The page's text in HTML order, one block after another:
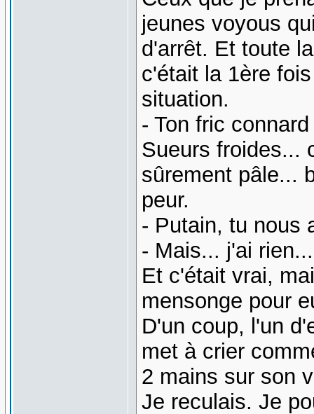
jeunes voyous
d'arrêt. Et toute
c'était la 1ère
situation.
- Ton fric
Sueurs froides...
sûrement pâle...
peur.
- Putain, tu nous
- Mais... j'ai rien...
Et c'était vrai,
mensonge pour
D'un coup, l'un
met à crier
2 mains sur son
Je reculais. Je